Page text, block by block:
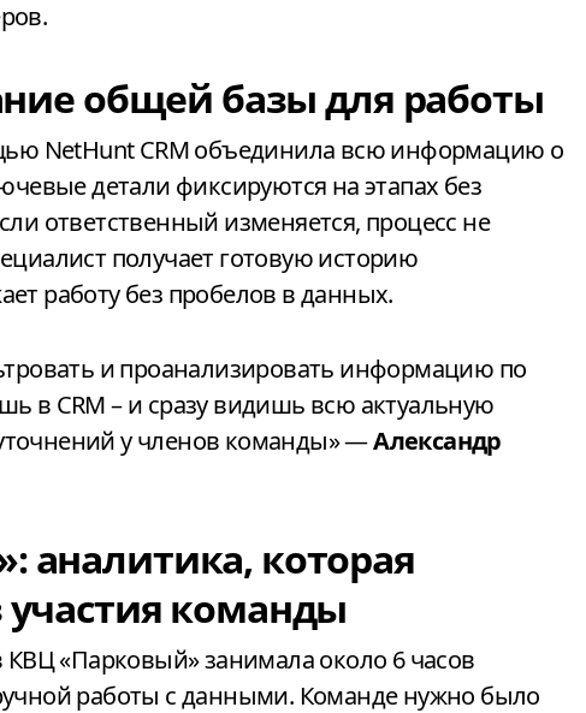
общей базы для работы
NetHunt CRMобъединила всю информацию о
детали фиксируются на этапах без
ответственный изменяется, процесс не
получает готовую историю
работу без пробелов в данных.
и проанализировать информацию по
в CRM – и сразу видишь всю актуальную
у членов команды» —Александр
аналитика, которая
участия команды
КВЦ «Парковый» занимала около 6 часов
работы с данными. Команде нужно было